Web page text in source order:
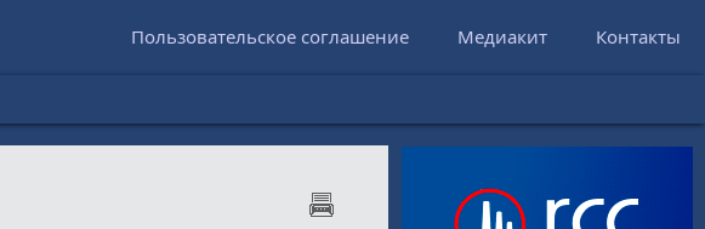
Пользовательское соглашение Медиакит Контакты